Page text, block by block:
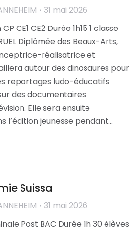
31 mai 2026
CE1 CE2 Durée 1h15 1 classe
Diplômée des Beaux-Arts,
réalisatrice et
autour des dinosaures pour
reportages ludo-éducatifs
des documentaires
Elle sera ensuite
l’édition jeunesse pendant…
Suissa
31 mai 2026
Post BAC Durée 1h 30 élèves